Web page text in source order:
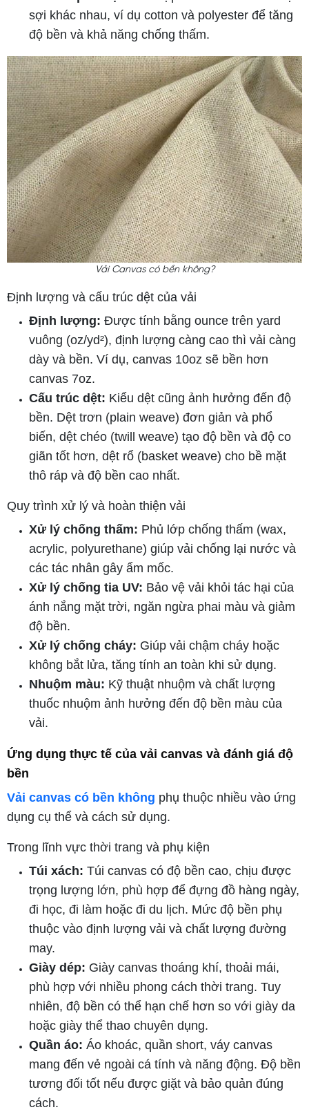
sợi khác nhau, ví dụ cotton và polyester để tăng
độ bền và khả năng chống thấm.
Vải Canvas có bền không?
Định lượng và cấu trúc dệt của vải
Định lượng: Được tính bằng ounce trên yard
vuông (oz/yd²), định lượng càng cao thì vải càng
dày và bền. Ví dụ, canvas 10oz sẽ bền hơn
canvas 7oz.
Cấu trúc dệt: Kiểu dệt cũng ảnh hưởng đến độ
bền. Dệt trơn (plain weave) đơn giản và phổ
biến, dệt chéo (twill weave) tạo độ bền và độ co
giãn tốt hơn, dệt rổ (basket weave) cho bề mặt
thô ráp và độ bền cao nhất.
Quy trình xử lý và hoàn thiện vải
Xử lý chống thấm: Phủ lớp chống thấm (wax,
acrylic, polyurethane) giúp vải chống lại nước và
các tác nhân gây ẩm mốc.
Xử lý chống tia UV: Bảo vệ vải khỏi tác hại của
ánh nắng mặt trời, ngăn ngừa phai màu và giảm
độ bền.
Xử lý chống cháy: Giúp vải chậm cháy hoặc
không bắt lửa, tăng tính an toàn khi sử dụng.
Nhuộm màu: Kỹ thuật nhuộm và chất lượng
thuốc nhuộm ảnh hưởng đến độ bền màu của
vải.
Ứng dụng thực tế của vải canvas và đánh giá độ
bền
Vải canvas có bền không phụ thuộc nhiều vào ứng
dụng cụ thể và cách sử dụng.
Trong lĩnh vực thời trang và phụ kiện
Túi xách: Túi canvas có độ bền cao, chịu được
trọng lượng lớn, phù hợp để đựng đồ hàng ngày,
đi học, đi làm hoặc đi du lịch. Mức độ bền phụ
thuộc vào định lượng vải và chất lượng đường
may.
Giày dép: Giày canvas thoáng khí, thoải mái,
phù hợp với nhiều phong cách thời trang. Tuy
nhiên, độ bền có thể hạn chế hơn so với giày da
hoặc giày thể thao chuyên dụng.
Quần áo: Áo khoác, quần short, váy canvas
mang đến vẻ ngoài cá tính và năng động. Độ bền
tương đối tốt nếu được giặt và bảo quản đúng
cách.